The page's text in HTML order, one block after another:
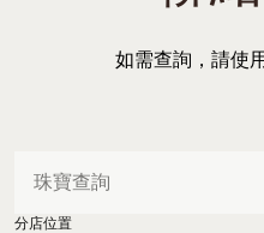
如需查詢，請使
分店位置